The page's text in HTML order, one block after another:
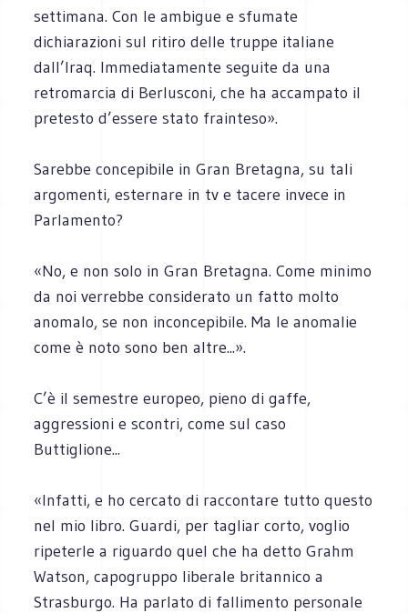
settimana. Con le ambigue e sfumate
dichiarazioni sul ritiro delle truppe italiane
dall’Iraq. Immediatamente seguite da una
retromarcia di Berlusconi, che ha accampato il
pretesto d’essere stato frainteso».
Sarebbe concepibile in Gran Bretagna, su tali
argomenti, esternare in tv e tacere invece in
Parlamento?
«No, e non solo in Gran Bretagna. Come minimo
da noi verrebbe considerato un fatto molto
anomalo, se non inconcepibile. Ma le anomalie
come è noto sono ben altre...».
C’è il semestre europeo, pieno di gaffe,
aggressioni e scontri, come sul caso
Buttiglione...
«Infatti, e ho cercato di raccontare tutto questo
nel mio libro. Guardi, per tagliar corto, voglio
ripeterle a riguardo quel che ha detto Grahm
Watson, capogruppo liberale britannico a
Strasburgo. Ha parlato di fallimento personale